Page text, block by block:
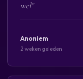
wel”
Anoniem
2 weken geleden